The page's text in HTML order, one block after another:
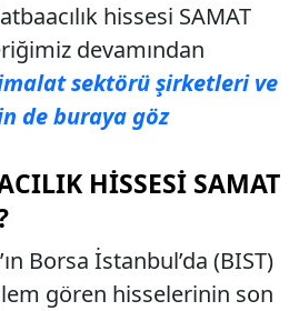
hissesi SAMAT
devamından
sektörü şirketleri ve
de buraya göz
HISSESI SAMAT
Borsa İstanbul’da (BIST)
gören hisselerinin son